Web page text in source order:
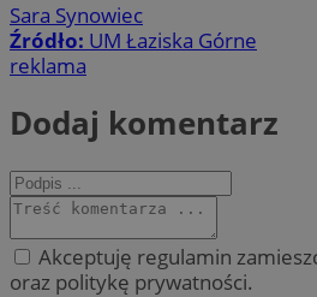
Sara Synowiec
Źródło: UM Łaziska Górne
reklama
Dodaj komentarz
Akceptuję regulamin
oraz politykę prywatności.